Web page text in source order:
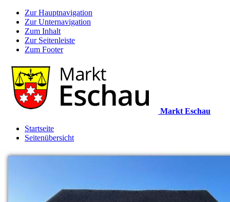
Zur Hauptnavigation
Zur Unternavigation
Zum Inhalt
Zur Seitenleiste
Zum Footer
Markt Eschau
Startseite
Seitenübersicht